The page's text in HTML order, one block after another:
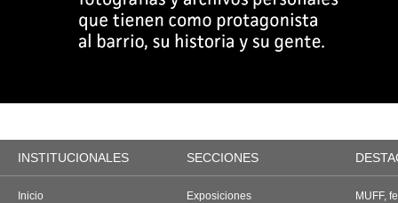
INSTITUCIONALES SECCIONES
Inicio
Exposiciones
MUFF,